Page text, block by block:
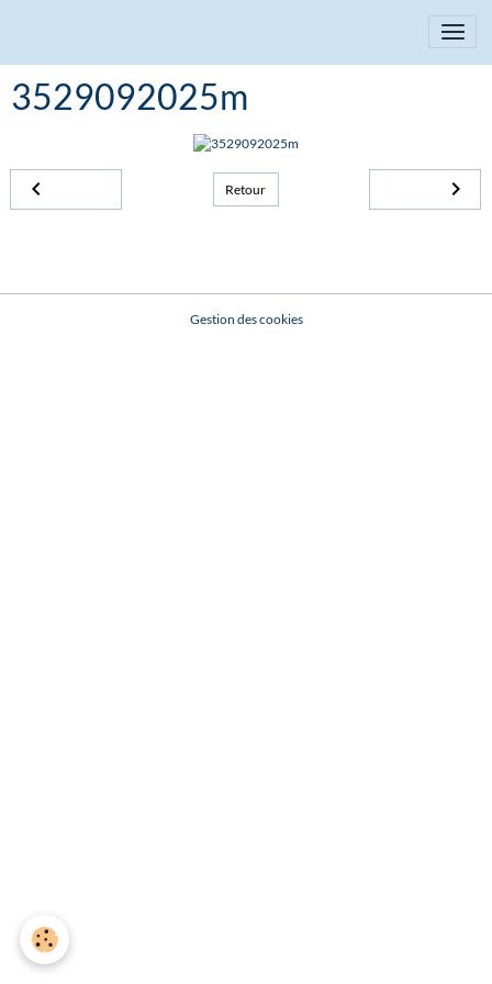
3529092025m
Retour
Gestion des cookies